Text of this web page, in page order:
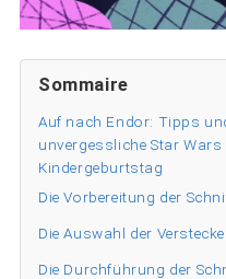
Sommaire
Auf nach Endor: Tipps
unvergessliche Star
Kindergeburtstag
Die Vorbereitung der
Die Auswahl der
Die Durchführung der